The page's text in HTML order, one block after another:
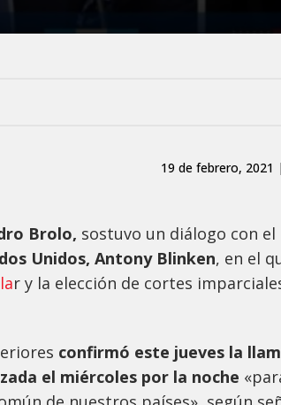
19 de febrero, 2021
Brolo, sostuvo un diálogo con el
Unidos, Antony Blinken, en el
r y la elección de cortes
confirmó este jueves la
el miércoles por la noche